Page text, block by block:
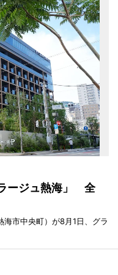
ージュ熱海」 全
海市中央町）が8月1日、グラ